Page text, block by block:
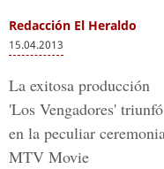
Redacción El Heraldo
15.04.2013
La exitosa producción
'Los Vengadores'
en la peculiar
MTV Movie